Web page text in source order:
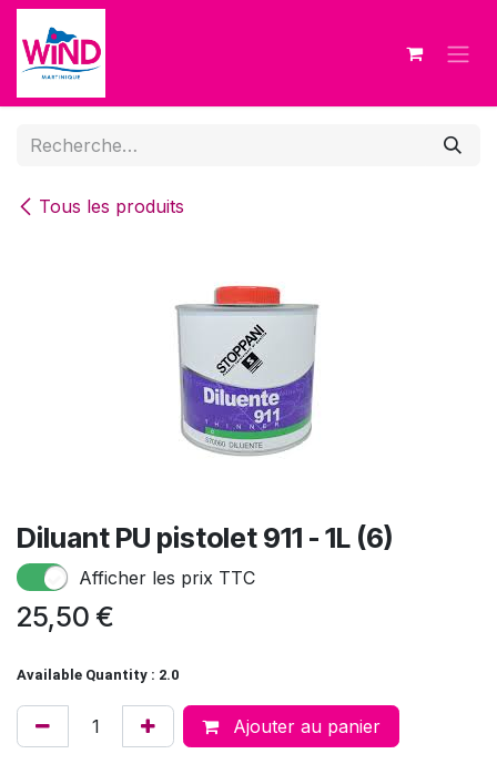
Se rendre au contenu
Tous les produits
Diluant PU pistolet 911 - 1L (6)
Afficher les prix TTC
25,50 €
Available Quantity : 2.0
Ajouter au panier